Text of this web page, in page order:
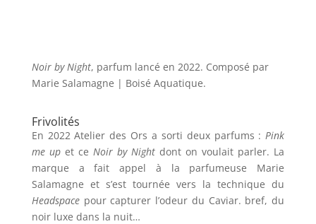
Noir by Night, parfum lancé en 2022. Composé par
Marie Salamagne | Boisé Aquatique.
Frivolités
En 2022 Atelier des Ors a sorti deux parfums :Pink
me upet ce Noir by Night dont on voulait parler. La
marque a fait appel à la parfumeuse Marie
Salamagne et s’est tournée vers la technique du
Headspacepour capturer l’odeur du Caviar. bref, du
noir luxe dans la nuit…